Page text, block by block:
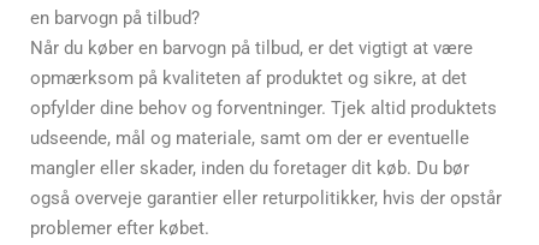
en barvogn på tilbud?
Når du køber en barvogn på tilbud, er det vigtigt at være
opmærksom på kvaliteten af produktet og sikre, at det
opfylder dine behov og forventninger. Tjek altid produktets
udseende, mål og materiale, samt om der er eventuelle
mangler eller skader, inden du foretager dit køb. Du bør
også overveje garantier eller returpolitikker, hvis der opstår
problemer efter købet.